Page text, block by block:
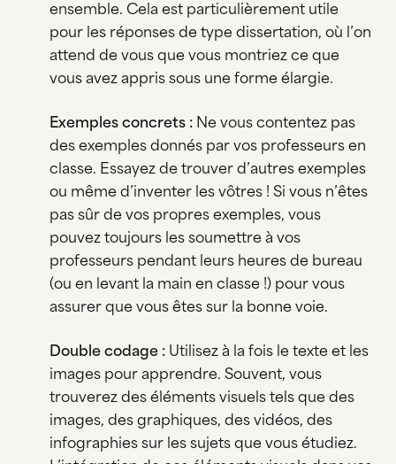
ensemble. Cela est particulièrement utile
pour les réponses de type dissertation, où l’on
attend de vous que vous montriez ce que
vous avez appris sous une forme élargie.
Exemples concrets : Ne vous contentez pas
des exemples donnés par vos professeurs en
classe. Essayez de trouver d’autres exemples
ou même d’inventer les vôtres ! Si vous n’êtes
pas sûr de vos propres exemples, vous
pouvez toujours les soumettre à vos
professeurs pendant leurs heures de bureau
(ou en levant la main en classe !) pour vous
assurer que vous êtes sur la bonne voie.
Double codage : Utilisez à la fois le texte et les
images pour apprendre. Souvent, vous
trouverez des éléments visuels tels que des
images, des graphiques, des vidéos, des
infographies sur les sujets que vous étudiez.